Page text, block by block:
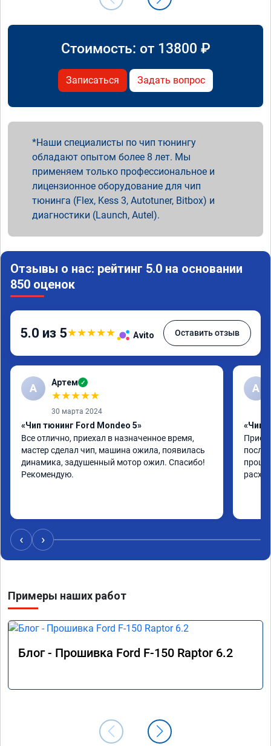
Стоимость: от 13800 ₽
Записаться Задать вопрос
Наши специалисты по чип тюнингу
обладают опытом более 8 лет. Мы
применяем только профессиональное и
лицензионное оборудование для чип
тюнинга (Flex, Kess 3, Autotuner, Bitbox) и
диагностики (Launch, Autel).
Отзывы о нас: рейтинг 5.0 на основании
850 оценок
5.0 из 5★★★★★ Avito Оставить отзыв
А Артем ✓
★★★★★
30 марта 2024
«Чип тюнинг Ford Mondeo 5»
Все отлично, приехал в назначенное время,
мастер сделал чип, машина ожила, появилась
динамика, задушенный мотор ожил. Спасибо!
Рекомендую.
А
«Чип
после
‹ ›
Примеры наших работ
Блог - Прошивка Ford F-150 Raptor 6.2